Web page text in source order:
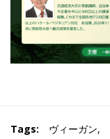
Tags: ヴィーガン,